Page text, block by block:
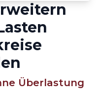
Überlastung